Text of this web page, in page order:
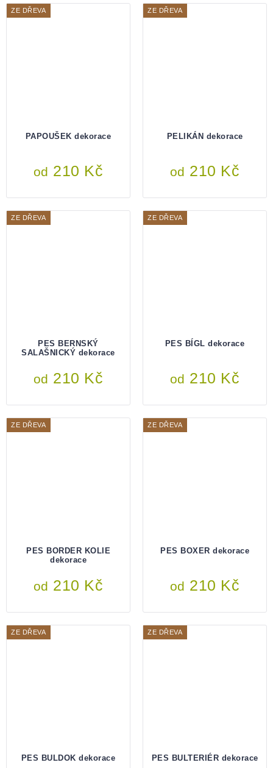
ZE DŘEVA
PAPOUŠEK dekorace
od 210 Kč
ZE DŘEVA
PELIKÁN dekorace
od 210 Kč
ZE DŘEVA
PES BERNSKÝ
SALAŠNICKÝ dekorace
od 210 Kč
ZE DŘEVA
PES BÍGL dekorace
od 210 Kč
ZE DŘEVA
PES BORDER KOLIE
dekorace
od 210 Kč
ZE DŘEVA
PES BOXER dekorace
od 210 Kč
ZE DŘEVA
PES BULDOK dekorace
ZE DŘEVA
PES BULTERIÉR dekorace